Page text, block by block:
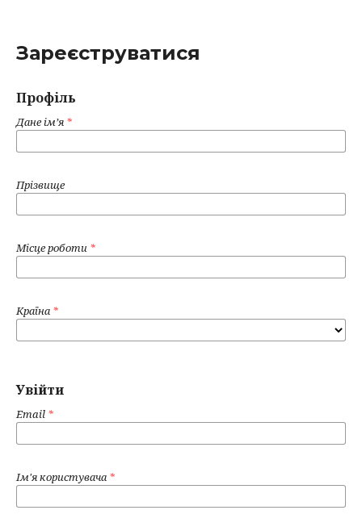
Зареєструватися
Профіль
Дане ім’я *
Прізвище
Місце роботи *
Країна *
Увійти
Email *
Ім'я користувача *